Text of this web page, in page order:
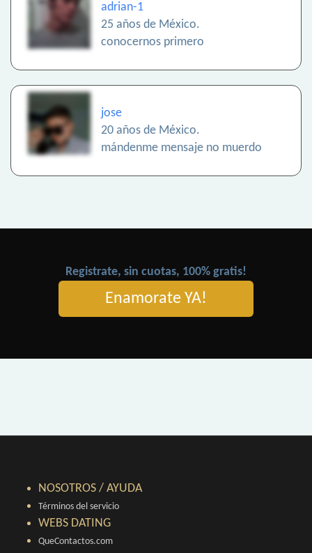
adrian-1
25 años de México.
conocernos primero
jose
20 años de México.
mándenme mensaje no muerdo
Registrate, sin cuotas, 100% gratis!
Enamorate YA!
NOSOTROS / AYUDA
Términos del servicio
WEBS DATING
QueContactos.com